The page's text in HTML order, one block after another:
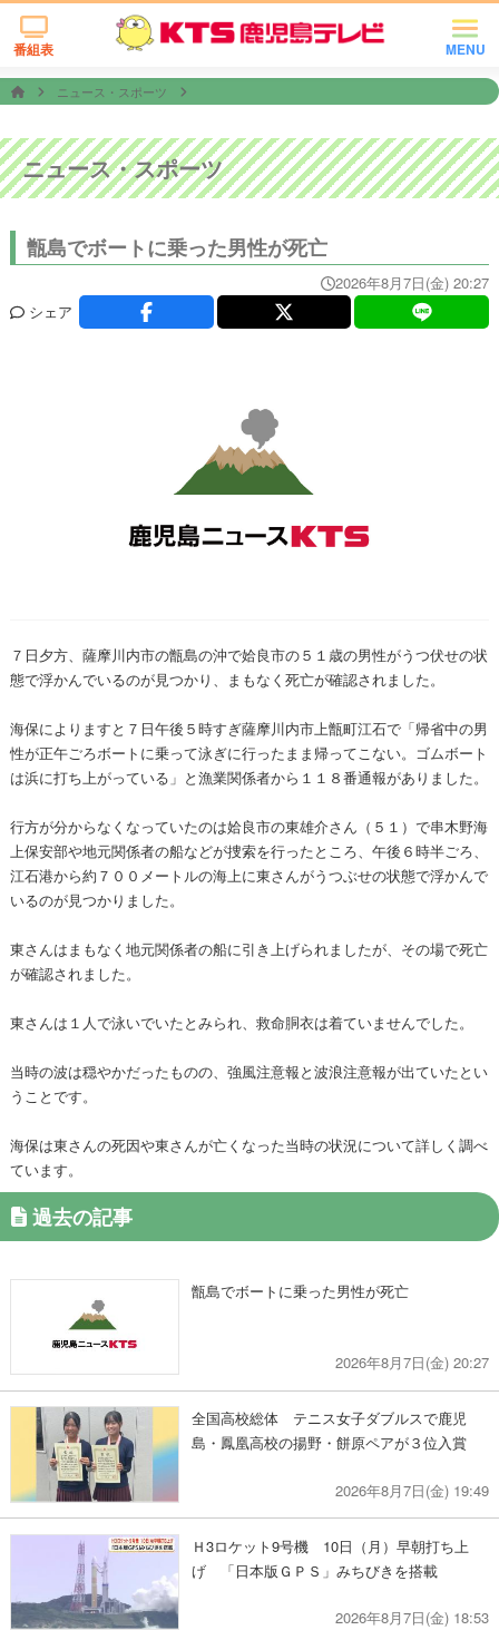
MENU
番組表
ニュース・スポーツ
ニュース・スポーツ
甑島でボートに乗った男性が死亡
2026年8月7日(金) 20:27
シェア
７日夕方、薩摩川内市の甑島の沖で姶良市の５１歳の男性がうつ伏せの状
態で浮かんでいるのが見つかり、まもなく死亡が確認されました。
海保によりますと７日午後５時すぎ薩摩川内市上甑町江石で「帰省中の男
性が正午ごろボートに乗って泳ぎに行ったまま帰ってこない。ゴムボート
は浜に打ち上がっている」と漁業関係者から１１８番通報がありました。
行方が分からなくなっていたのは姶良市の東雄介さん（５１）で串木野海
上保安部や地元関係者の船などが捜索を行ったところ、午後６時半ごろ、
江石港から約７００メートルの海上に東さんがうつぶせの状態で浮かんで
いるのが見つかりました。
東さんはまもなく地元関係者の船に引き上げられましたが、その場で死亡
が確認されました。
東さんは１人で泳いでいたとみられ、救命胴衣は着ていませんでした。
当時の波は穏やかだったものの、強風注意報と波浪注意報が出ていたとい
うことです。
海保は東さんの死因や東さんが亡くなった当時の状況について詳しく調べ
ています。
過去の記事
甑島でボートに乗った男性が死亡
2026年8月7日(金) 20:27
全国高校総体 テニス女子ダブルスで鹿児
島・鳳凰高校の揚野・餅原ペアが３位入賞
2026年8月7日(金) 19:49
Ｈ3ロケット9号機 10日（月）早朝打ち上
げ 「日本版ＧＰＳ」みちびきを搭載
2026年8月7日(金) 18:53